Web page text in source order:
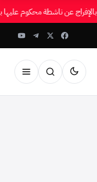
بالإفراج عن ناشطة محكوم